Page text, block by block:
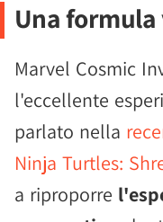
Una formula
Marvel Cosmic
l'eccellente
parlato nella
Ninja Turtles:
a riproporre